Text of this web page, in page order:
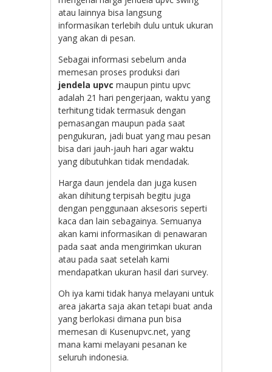
atau lainnya bisa langsung
informasikan terlebih dulu untuk ukuran
yang akan di pesan.
Sebagai informasi sebelum anda
memesan proses produksi dari
jendela upvc maupun pintu upvc
adalah 21 hari pengerjaan, waktu yang
terhitung tidak termasuk dengan
pemasangan maupun pada saat
pengukuran, jadi buat yang mau pesan
bisa dari jauh-jauh hari agar waktu
yang dibutuhkan tidak mendadak.
Harga daun jendela dan juga kusen
akan dihitung terpisah begitu juga
dengan penggunaan aksesoris seperti
kaca dan lain sebagainya. Semuanya
akan kami informasikan di penawaran
pada saat anda mengirimkan ukuran
atau pada saat setelah kami
mendapatkan ukuran hasil dari survey.
Oh iya kami tidak hanya melayani untuk
area jakarta saja akan tetapi buat anda
yang berlokasi dimana pun bisa
memesan di Kusenupvc.net, yang
mana kami melayani pesanan ke
seluruh indonesia.